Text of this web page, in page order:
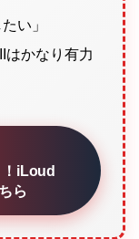
い」
はかなり有力
iLoud
ら